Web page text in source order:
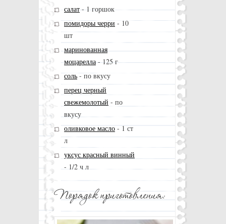
салат-1 горшок
помидоры черри - 10
шт
маринованная
моцарелла-125 г
соль-по вкусу
перец черный
свежемолотый - по
вкусу
оливковое масло- 1 ст
л
уксус красный винный
-1/2 ч л